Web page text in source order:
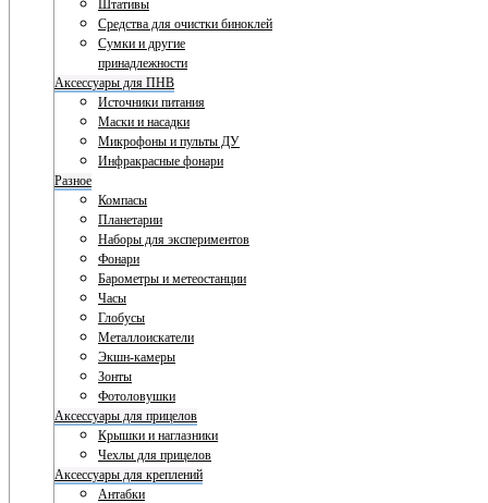
Штативы
Средства для очистки биноклей
Сумки и другие
принадлежности
Аксессуары для ПНВ
Источники питания
Маски и насадки
Микрофоны и пульты ДУ
Инфракрасные фонари
Разное
Компасы
Планетарии
Наборы для экспериментов
Фонари
Барометры и метеостанции
Часы
Глобусы
Металлоискатели
Экшн-камеры
Зонты
Фотоловушки
Аксессуары для прицелов
Крышки и наглазники
Чехлы для прицелов
Аксессуары для креплений
Антабки